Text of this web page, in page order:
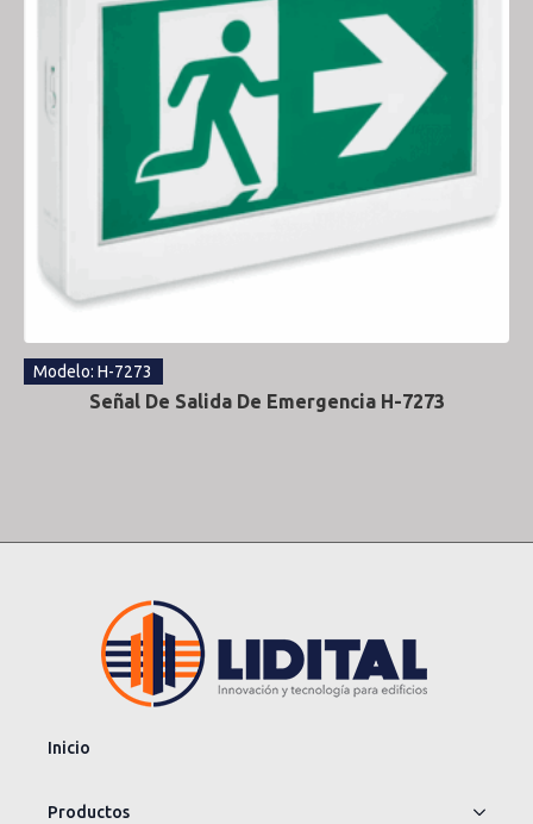
Modelo: H-7273
Señal De Salida De Emergencia H-7273
Inicio
Productos